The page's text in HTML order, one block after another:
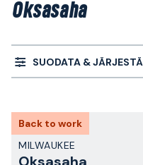
Oksasaha
SUODATA & JÄRJESTÄ
Back to work
MILWAUKEE